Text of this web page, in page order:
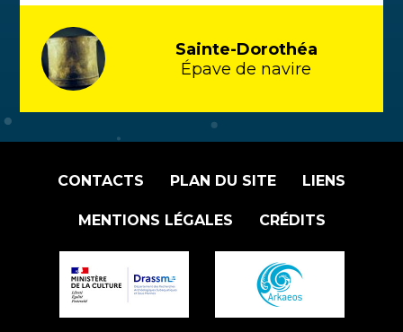
Sainte-Dorothéa
Épave de navire
CONTACTS PLAN DU SITE LIENS
MENTIONS LÉGALES CRÉDITS